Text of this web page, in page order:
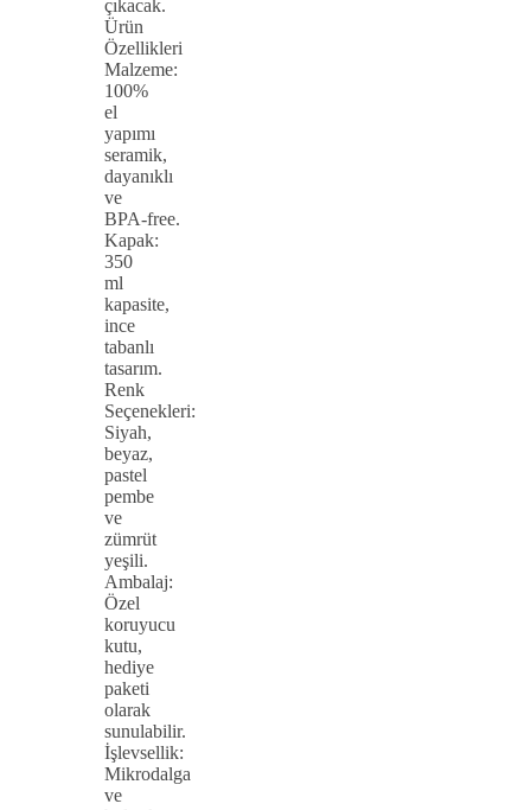
çıkacak.
Ürün
Özellikleri
Malzeme:
100%
el
yapımı
seramik,
dayanıklı
ve
BPA‑free.
Kapak:
350
ml
kapasite,
ince
tabanlı
tasarım.
Renk
Seçenekleri:
Siyah,
beyaz,
pastel
pembe
ve
zümrüt
yeşili.
Ambalaj:
Özel
koruyucu
kutu,
hediye
paketi
olarak
sunulabilir.
İşlevsellik:
Mikrodalga
ve